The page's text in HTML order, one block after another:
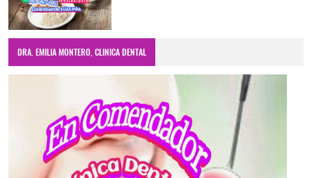
DRA. EMILIA MONTERO, CLINICA DENTAL